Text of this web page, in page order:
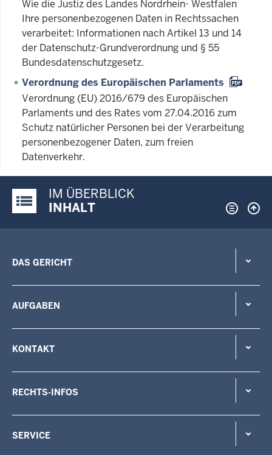
Wie die Justiz des Landes Nordrhein- Westfalen
Ihre personenbezogenen Daten in Rechtssachen
verarbeitet: Informationen nach Artikel 13 und 14
der Datenschutz-Grundverordnung und § 55
Bundesdatenschutzgesetz.
Verordnung des Europäischen Parlaments
Verordnung (EU) 2016/679 des Europäischen
Parlaments und des Rates vom 27.04.2016 zum
Schutz natürlicher Personen bei der Verarbeitung
personenbezogener Daten, zum freien
Datenverkehr.
Justiz-Portal im Überblick:
IM ÜBERBLICK
INHALT
DAS GERICHT
AUFGABEN
KONTAKT
RECHTS-INFOS
SERVICE